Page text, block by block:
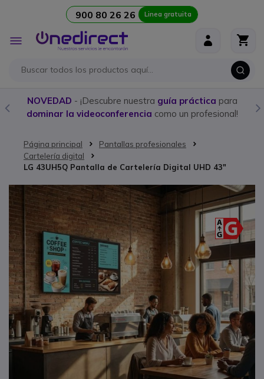
900 80 26 26 Linea gratuita
Toggle
Nav
nuestraguía prácticapara
como un profesional!
Compra aquí los
Página principal
Pantallas profesionales
Cartelería digital
LG 43UH5Q Pantalla de Cartelería Digital UHD 43"
Saltar al final de la galería de imágenes